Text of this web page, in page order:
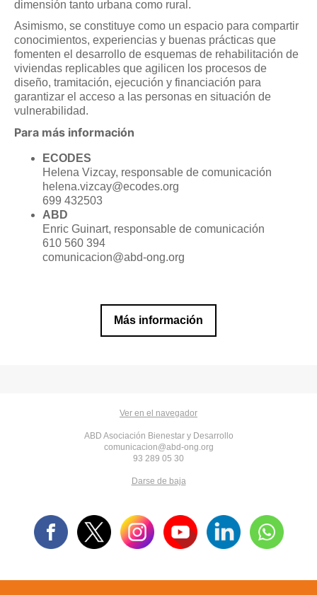
dimensión tanto urbana como rural.
Asimismo, se constituye como un espacio para compartir
conocimientos, experiencias y buenas prácticas que
fomenten el desarrollo de esquemas de rehabilitación de
viviendas replicables que agilicen los procesos de
diseño, tramitación, ejecución y financiación para
garantizar el acceso a las personas en situación de
vulnerabilidad.
Para más información
ECODES
Helena Vizcay, responsable de comunicación
helena.vizcay@ecodes.org
699 432503
ABD
Enric Guinart, responsable de comunicación
610 560 394
comunicacion@abd-ong.org
Más información
Ver en el navegador
ABD Asociación Bienestar y Desarrollo
comunicacion@abd-ong.org
93 289 05 30
Darse de baja